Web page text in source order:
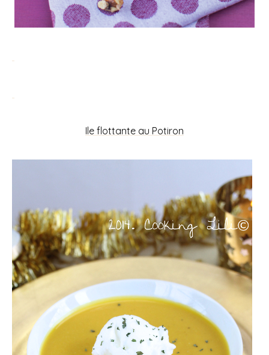
Ile flottante au Potiron